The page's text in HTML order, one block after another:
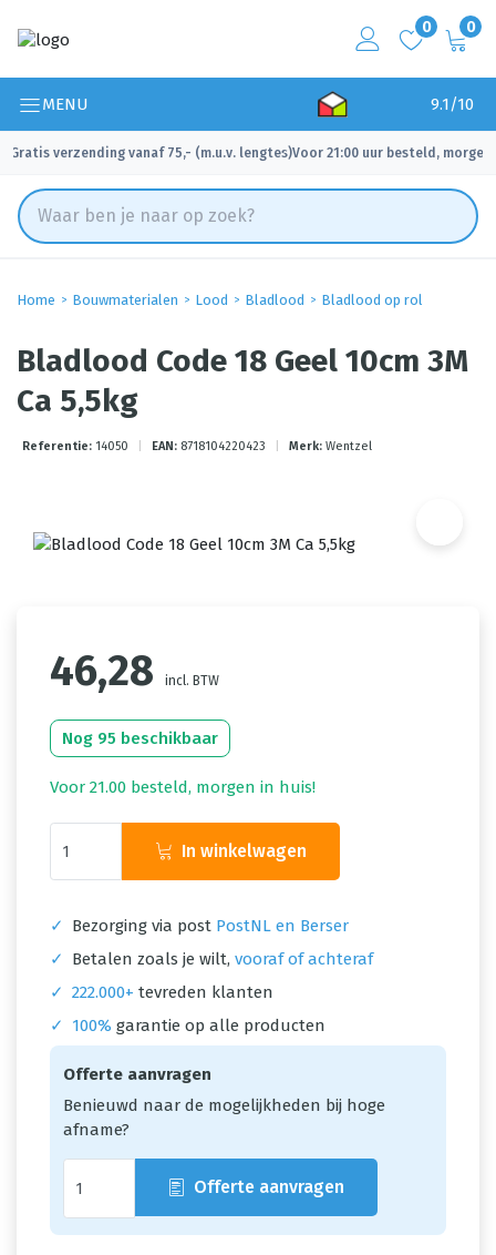
0 0
MENU 9.1/10
Gratis verzending vanaf 75,- (m.u.v. lengtes)
✓ Voor 21:00 uur besteld, morgen
Home Bouwmaterialen Lood Bladlood Bladlood op rol
Bladlood Code 18 Geel 10cm 3M
Ca 5,5kg
Referentie: 14050 EAN: 8718104220423 Merk: Wentzel
46,28 incl. BTW
Nog 95 beschikbaar
Voor 21.00 besteld, morgen in huis!
In winkelwagen
✓ Bezorging via post PostNL en Berser
✓
Betalen zoals je wilt, vooraf of achteraf
✓ 222.000+ tevreden klanten
✓
100% garantie op alle producten
Offerte aanvragen
Benieuwd naar de mogelijkheden bij hoge
afname?
Offerte aanvragen